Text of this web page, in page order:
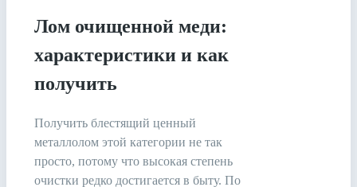
Лом очищенной меди:
характеристики и как
получить
Получить блестящий ценный
металлолом этой категории не так
просто, потому что высокая степень
очистки редко достигается в быту. По